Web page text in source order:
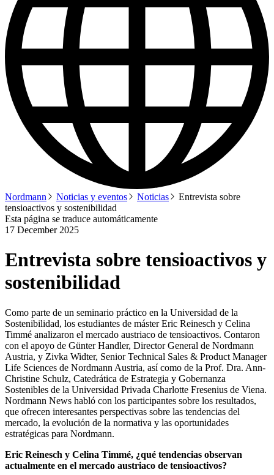
Nordmann Noticias y eventos Noticias
Entrevista sobre
tensioactivos y sostenibilidad
Esta página se traduce automáticamente
17 December 2025
Entrevista sobre tensioactivos y
sostenibilidad
Como parte de un seminario práctico en la Universidad de la
Sostenibilidad, los estudiantes de máster Eric Reinesch y Celina
Timmé analizaron el mercado austriaco de tensioactivos. Contaron
con el apoyo de Günter Handler, Director General de Nordmann
Austria, y Zivka Widter, Senior Technical Sales & Product Manager
Life Sciences de Nordmann Austria, así como de la Prof. Dra. Ann-
Christine Schulz, Catedrática de Estrategia y Gobernanza
Sostenibles de la Universidad Privada Charlotte Fresenius de Viena.
Nordmann News habló con los participantes sobre los resultados,
que ofrecen interesantes perspectivas sobre las tendencias del
mercado, la evolución de la normativa y las oportunidades
estratégicas para Nordmann.
Eric Reinesch y Celina Timmé, ¿qué tendencias observan
actualmente en el mercado austriaco de tensioactivos?